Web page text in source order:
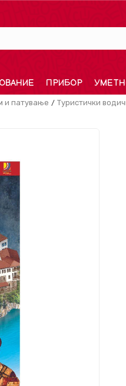
ПРИБОР
и патување Туристички